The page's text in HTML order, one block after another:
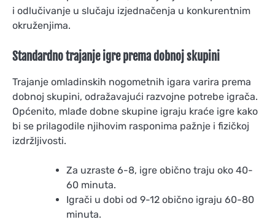
i odlučivanje u slučaju izjednačenja u konkurentnim
okruženjima.
Standardno trajanje igre prema dobnoj skupini
Trajanje omladinskih nogometnih igara varira prema
dobnoj skupini, odražavajući razvojne potrebe igrača.
Općenito, mlađe dobne skupine igraju kraće igre kako
bi se prilagodile njihovim rasponima pažnje i fizičkoj
izdržljivosti.
Za uzraste 6-8, igre obično traju oko 40-
60 minuta.
Igrači u dobi od 9-12 obično igraju 60-80
minuta.